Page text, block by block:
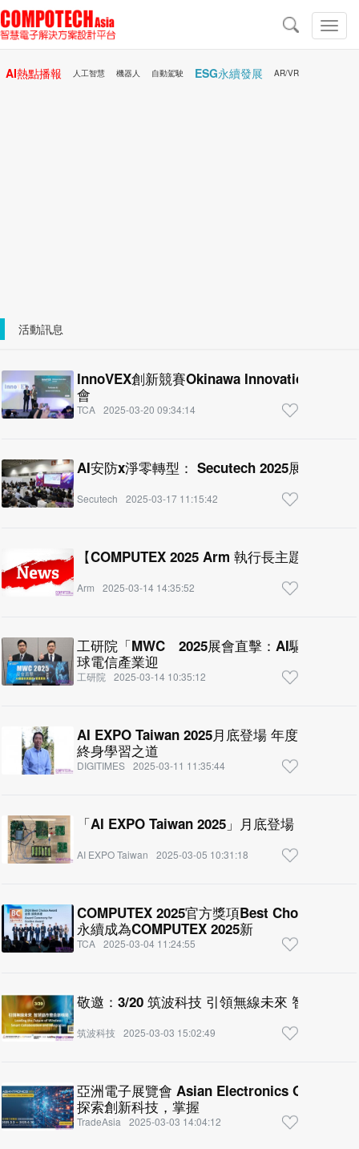
切
換
航
AI熱點播報 人工智慧 機器人 自動駕駛 ESG永續發展 AR/VR
活動訊息
InnoVEX創新競賽Okinawa Innovation
會
TCA 2025-03-20 09:34:14
AI安防x淨零轉型： Secutech 2025展現安全
Secutech 2025-03-17 11:15:42
【COMPUTEX 2025 Arm 執行長主題演講】
Arm 2025-03-14 14:35:52
工研院「MWC 2025展會直擊：AI驅動未來
球電信產業迎
工研院 2025-03-14 10:35:12
AI EXPO Taiwan 2025月底登場 年度最大AI
終身學習之道
DIGITIMES 2025-03-11 11:35:44
「AI EXPO Taiwan 2025」月底登場 重量級
AI EXPO Taiwan 2025-03-05 10:31:18
COMPUTEX 2025官方獎項Best Choice
永續成為COMPUTEX 2025新
TCA 2025-03-04 11:24:55
敬邀：3/20 筑波科技 引領無線未來 智慧協作
筑波科技 2025-03-03 15:02:49
亞洲電子展覽會 Asian Electronics Online
探索創新科技，掌握
TradeAsia 2025-03-03 14:04:12